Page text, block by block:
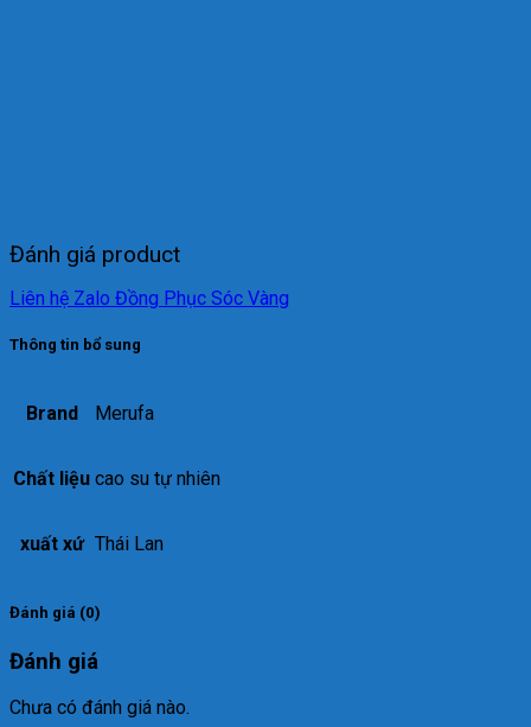
Đánh giá product
Liên hệ Zalo Đồng Phục Sóc Vàng
Thông tin bổ sung
Brand Merufa
Chất liệu cao su tự nhiên
xuất xứ Thái Lan
Đánh giá (0)
Đánh giá
Chưa có đánh giá nào.